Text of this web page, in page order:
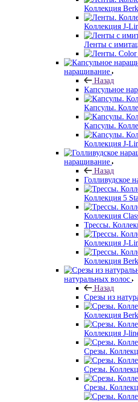
Коллекция
Коллекция J-
Ленты с
наращивание
Назад
Капсульное
Капсулы.
Капсулы.
Коллекция J-
наращивание
Назад
Голливудское
Коллекция 5
Коллекция
Трессы.
Коллекция J-
Коллекция
натуральных волос
Назад
Срезы из
Коллекция
Коллекция J-
Срезы.
Срезы.
Срезы.